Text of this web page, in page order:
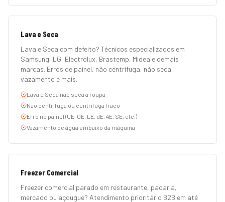
Lava e Seca
Lava e Seca com defeito? Técnicos especializados em
Samsung, LG, Electrolux, Brastemp, Midea e demais
marcas. Erros de painel, não centrifuga, não seca,
vazamento e mais.
Lava e Seca não seca a roupa
Não centrifuga ou centrifuga fraco
Erro no painel (UE, OE, LE, dE, 4E, SE, etc.)
Vazamento de água embaixo da máquina
Freezer Comercial
Freezer comercial parado em restaurante, padaria,
mercado ou açougue? Atendimento prioritário B2B em até